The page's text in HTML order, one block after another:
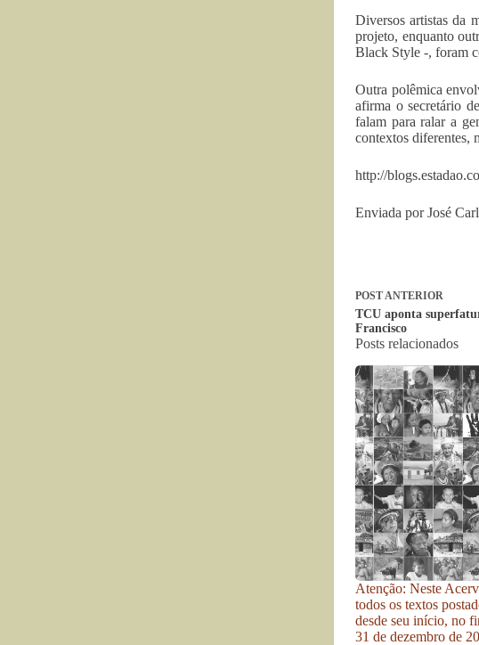
Diversos artistas da
projeto, enquanto
Black Style -, foram
Outra polêmica
afirma o secretário
falam para ralar a
contextos diferentes,
http://
Enviada por José
POSTANTERIOR
TCU aponta
Francisco
Posts relacionados
Atenção: Neste
todos os textos
desde seu início, no
31 de dezembro de